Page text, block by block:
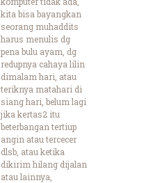
kita bisa bayangkan
seorang muhaddits
harus menulis dg
pena bulu ayam, dg
redupnya cahaya lilin
dimalam hari, atau
teriknya matahari di
siang hari, belum lagi
jika kertas2 itu
beterbangan tertiup
angin atau tercecer
dlsb, atau ketika
dikirim hilang dijalan
atau lainnya,